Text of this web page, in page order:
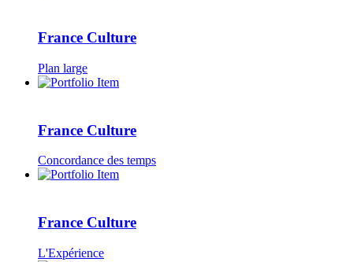
France Culture
Plan large
France Culture
Concordance des temps
France Culture
L'Expérience